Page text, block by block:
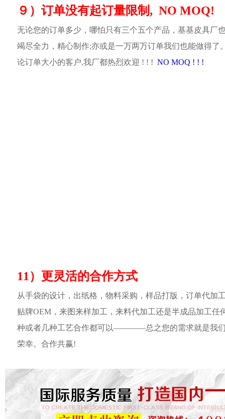
９）订单没有起订量限制, NO MOQ!
无论您的订单多少，哪怕只有三个五个产品，基基皮具厂
竭尽全力，精心制作;亦或是一万两万订单我们也能做得了
论订单大小的客户,我厂都热烈欢迎 ! ! ! NO MOQ ! ! !
11）更灵活的合作方式
从手袋的设计，出纸格，物料采购，样品打版，订单代加
贴牌OEM，来图来样加工，来料代加工还是半成品加工任
种或者几种工艺合作都可以————总之您的需求就是我
荣幸。合作共赢!